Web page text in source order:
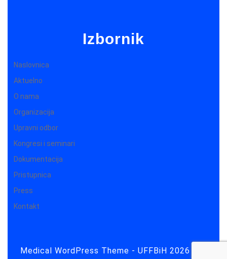
Izbornik
Naslovnica
Aktuelno
O nama
Organizacija
Upravni odbor
Kongresi i seminari
Dokumentacija
Pristupnica
Press
Kontakt
Medical WordPress Theme - UFFBiH 2026 Sva